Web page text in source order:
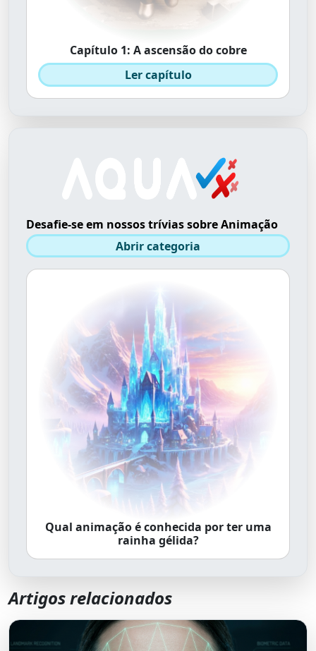
Capítulo 1: A ascensão do cobre
Ler capítulo
Desafie-se em nossos trívias sobre Animação
Abrir categoria
Qual animação é conhecida por ter uma
rainha gélida?
Artigos relacionados